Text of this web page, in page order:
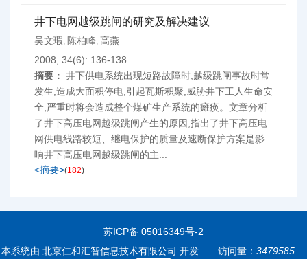
井下电网越级跳闸的研究及解决建议
吴文瑕, 陈柏峰, 高燕
2008, 34(6): 136-138.
摘要： 井下供电系统出现短路故障时,越级跳闸事故时常
发生,造成大面积停电,引起瓦斯积聚,威胁井下工人生命安
全,严重时将会造成整个煤矿生产系统的瘫痪。文章分析
了井下高压电网越级跳闸产生的原因,指出了井下高压电
网供电线路较短、继电保护的质量及速断保护方案是影
响井下高压电网越级跳闸的主...
<摘要>(182)
苏ICP备 05016349号-2
本系统由 北京仁和汇智信息技术有限公司 开发 访问量： 3479585